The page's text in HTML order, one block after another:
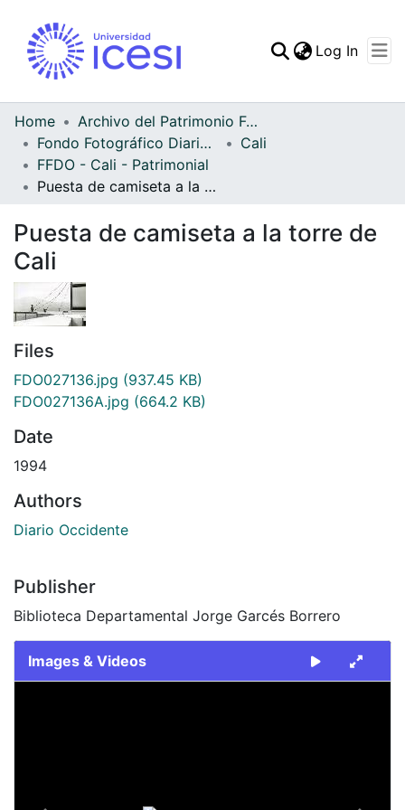
Statistics
Log In
Home
Archivo del Patrimonio Fotográfico y Fílmico del Valle del Cauca
Fondo Fotográfico Diario Occidente
Cali
FFDO - Cali - Patrimonial
Puesta de camiseta a la torre de Cali
Puesta de camiseta a la torre de
Cali
Files
FDO027136.jpg (937.45 KB)
FDO027136A.jpg (664.2 KB)
Date
1994
Authors
Diario Occidente
Publisher
Biblioteca Departamental Jorge Garcés Borrero
Images & Videos